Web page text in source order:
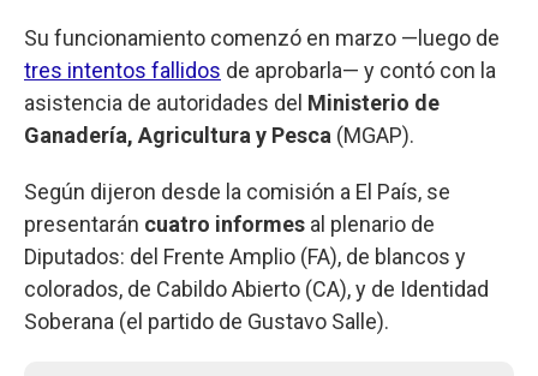
Su funcionamiento comenzó en marzo —luego de
tres intentos fallidos de aprobarla— y contó con la
asistencia de autoridades del Ministerio de
Ganadería, Agricultura y Pesca (MGAP).
Según dijeron desde la comisión a El País, se
presentarán cuatro informes al plenario de
Diputados: del Frente Amplio (FA), de blancos y
colorados, de Cabildo Abierto (CA), y de Identidad
Soberana (el partido de Gustavo Salle).